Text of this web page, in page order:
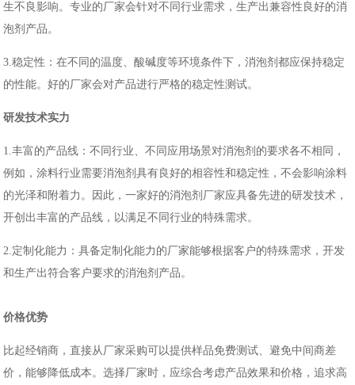
生不良影响。专业的厂家会针对不同行业需求，生产出兼容性良好的消
泡剂产品。
3.稳定性：在不同的温度、酸碱度等环境条件下，消泡剂都应保持稳定
的性能。好的厂家会对产品进行严格的稳定性测试。
研发技术实力
1.丰富的产品线：不同行业、不同应用场景对消泡剂的要求各不相同 ，
例如，涂料行业需要消泡剂具有良好的相容性和稳定性，不会影响涂料
的光泽和附着力 。 因此，一家好的消泡剂厂家应具备先进的研发技术，
开创出丰富的产品线， 以满足不同行业的特殊需求。
2.定制化能力：具备定制化能力的厂家能够根据客户的特殊需求，开发
和生产出符合客户要求的消泡剂产品。
价格优势
比起经销商，直接从厂家采购可以提供样品免费测试、避免中间商差
价，能够降低成本。选择厂家时，应综合考虑产品效果和价格，追求高